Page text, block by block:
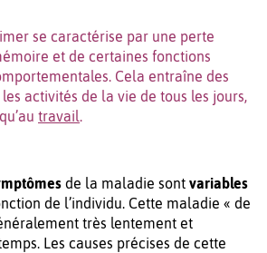
se caractérise par une perte
et de certaines fonctions
Cela entraîne des
activités de la vie de tous les jours,
travail
de la maladie sont variables
de l’individu. Cette maladie « de
très lentement et
Les causes précises de cette